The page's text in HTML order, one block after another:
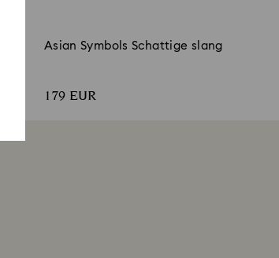
Asian Symbols Schattige slang
179 EUR